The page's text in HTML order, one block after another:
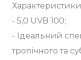
- 5,0 UVB 100;
- Ідеальний
тропічного та